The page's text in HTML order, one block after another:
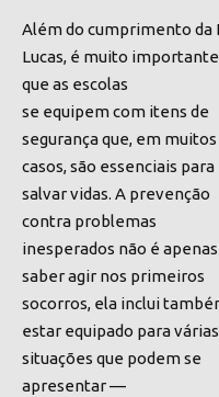
Além do cumprimento da
Lucas, é muito importante
que as escolas
se equipemcom itens de
segurança que, em muitos
casos, são essenciais para
salvar vidas. A prevenção
contra problemas
inesperados não é apenas
saber agir nos primeiros
socorros, ela inclui
estar equipado para várias
situações que podem se
apresentar —